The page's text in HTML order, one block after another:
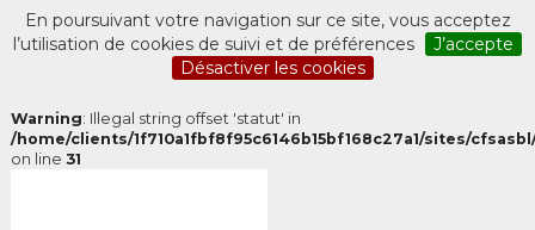
En poursuivant votre navigation sur ce site, vous acceptez
l’utilisation de cookies de suivi et de préférences
J’accepte
Désactiver les cookies
Warning: Illegal string offset 'statut' in
/home/clients/1f710a1fbf8f95c6146b15bf168c27a1/sites/
on line 31